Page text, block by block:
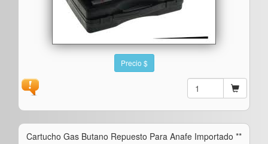
Precio $
Cartucho Gas Butano Repuesto Para Anafe Importado **